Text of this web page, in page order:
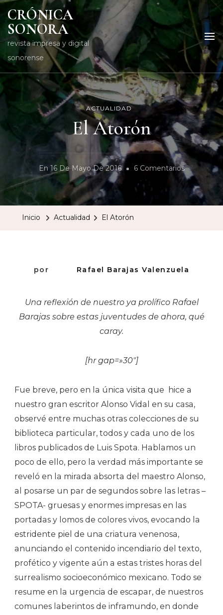
CRÓNICA
SONORA
revista impresa y digital
sonorense
ACTUALIDAD
El Atorón
En16 De Mayo De 2016 6 ComentariosEn
El
Atorón
Inicio Actualidad El Atorón
por Rafael Barajas Valenzuela
Una reflexión de nuestro ya prolífico Rafael
Barajas sobre estas juventudes de ahora, qué
caray.
[hr gap=»30″]
Fue breve, pero en la única visita que hice a
nuestro gran escritor Alonso Vidal en su casa,
observé entre muchas otras colecciones de su
biblioteca particular, todos y cada uno de los
libros publicados de Luis Spota. Hablamos un
poco de ello, pero la verdad más importante se
reveló en la mirada absorta del maestro Alonso,
al posarse un par de segundos sobre las letras –
SPOTA- gruesas y enormes impresas en las
portadas y lomos de colores vivos, evocando la
estridente piel de una criatura venenosa,
anunciando el contenido incendiario del texto,
profético y vigente aún a estas tristes horas del
surrealismo socioeconómico mexicano. Todo se
resume en la urgencia de escapar, de nuestros
comunes laberintos de inframundo, en donde